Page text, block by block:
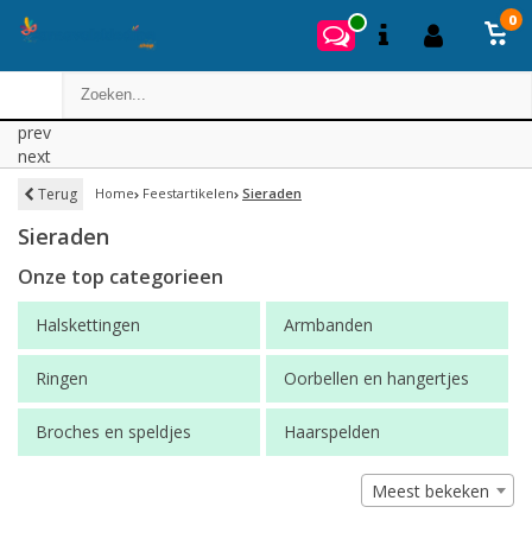
0
prev
next
Terug Home Feestartikelen Sieraden
Sieraden
Onze top categorieen
Halskettingen Armbanden
Ringen Oorbellen en hangertjes
Broches en speldjes Haarspelden
Meest bekeken